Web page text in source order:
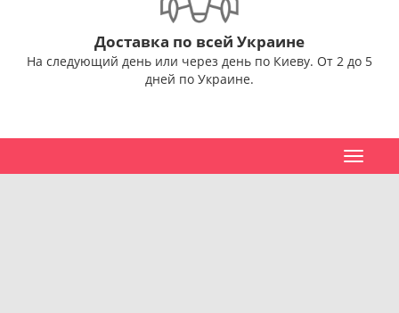
Доставка по всей Украине
На следующий день или через день по Киеву. От 2 до 5
дней по Украине.
Toggle